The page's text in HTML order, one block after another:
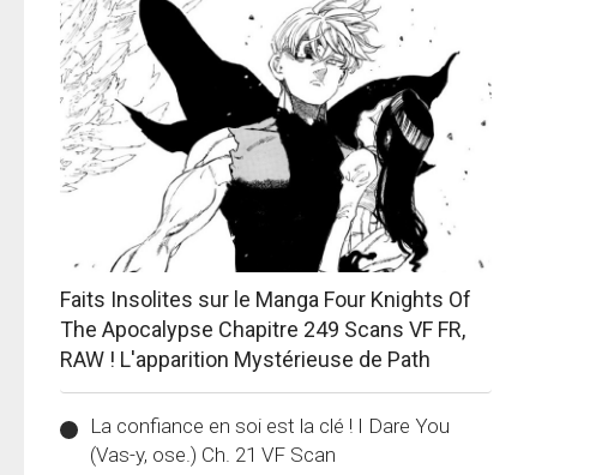
Faits Insolites sur le Manga Four Knights Of
The Apocalypse Chapitre 249 Scans VF FR,
RAW ! L'apparition Mystérieuse de Path
La confiance en soi est la clé ! I Dare You
(Vas-y, ose.) Ch. 21 VF Scan